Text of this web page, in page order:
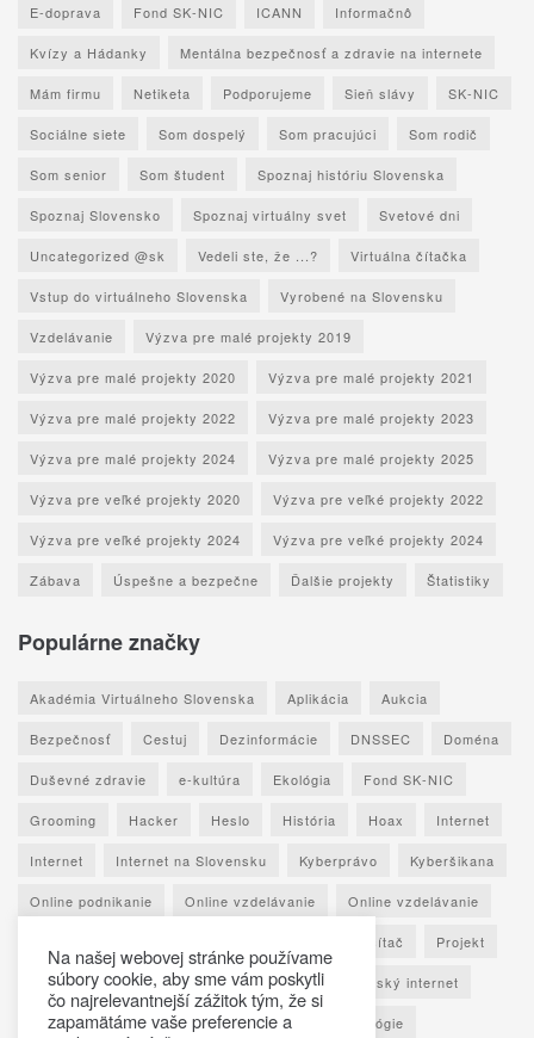
E-doprava Fond SK-NIC ICANN Informačnô
Kvízy a Hádanky Mentálna bezpečnosť a zdravie na internete
Mám firmu Netiketa Podporujeme Sieň slávy SK-NIC
Sociálne siete Som dospelý Som pracujúci Som rodič
Som senior Som študent Spoznaj históriu Slovenska
Spoznaj Slovensko Spoznaj virtuálny svet Svetové dni
Uncategorized @sk Vedeli ste, že ...? Virtuálna čítačka
Vstup do virtuálneho Slovenska Vyrobené na Slovensku
Vzdelávanie Výzva pre malé projekty 2019
Výzva pre malé projekty 2020 Výzva pre malé projekty 2021
Výzva pre malé projekty 2022 Výzva pre malé projekty 2023
Výzva pre malé projekty 2024 Výzva pre malé projekty 2025
Výzva pre veľké projekty 2020 Výzva pre veľké projekty 2022
Výzva pre veľké projekty 2024 Výzva pre veľké projekty 2024
Zábava Úspešne a bezpečne Ďalšie projekty Štatistiky
Populárne značky
Akadémia Virtuálneho Slovenska Aplikácia Aukcia
Bezpečnosť Cestuj Dezinformácie DNSSEC Doména
Duševné zdravie e-kultúra Ekológia Fond SK-NIC
Grooming Hacker Heslo História Hoax Internet
Internet Internet na Slovensku Kyberprávo Kyberšikana
Online podnikanie Online vzdelávanie Online vzdelávanie
Počítač Projekt
Ransomware Rozhovor Seniori Slovenský internet
Sociálne siete Spoznaj Slovensko Technológie
Na našej webovej stránke používame
súbory cookie, aby sme vám poskytli
čo najrelevantnejší zážitok tým, že si
zapamätáme vaše preferencie a